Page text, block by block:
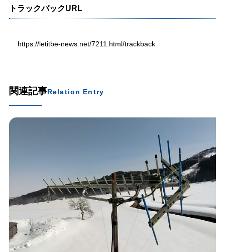
トラックバックURL
https://letitbe-news.net/7211.html/trackback
関連記事Relation Entry